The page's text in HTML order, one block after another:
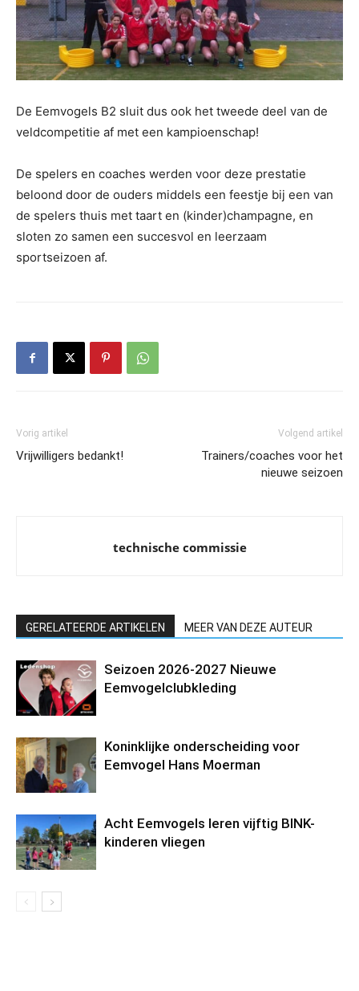
De Eemvogels B2 sluit dus ook het tweede deel van de
veldcompetitie af met een kampioenschap!
De spelers en coaches werden voor deze prestatie
beloond door de ouders middels een feestje bij een van
de spelers thuis met taart en (kinder)champagne, en
sloten zo samen een succesvol en leerzaam
sportseizoen af.
Vorig artikel
Vrijwilligers bedankt!
Volgend artikel
Trainers/coaches voor het
nieuwe seizoen
technische commissie
GERELATEERDE ARTIKELEN MEER VAN DEZE AUTEUR
Seizoen 2026-2027 Nieuwe
Eemvogelclubkleding
Koninklijke onderscheiding voor
Eemvogel Hans Moerman
Acht Eemvogels leren vijftig BINK-
kinderen vliegen